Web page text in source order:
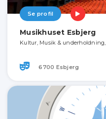
Se profil
Musikhuset Esbjerg
Kultur, Musik &
6700 Esbjerg